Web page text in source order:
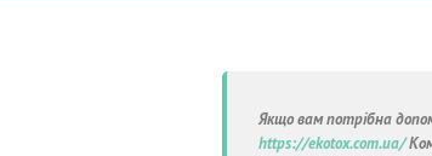
Якщо вам потрібна
https://ekotox.com.ua/